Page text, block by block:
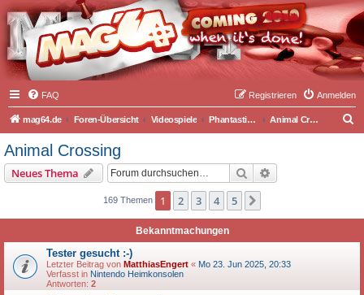
FAQ Anmelden
Registrieren
mag64.de Foren-Übersicht Videospiele Phantastische Lebenssimulationen Animal Crossing
Animal Crossing
Neues Thema Suche
169 Themen 1 2 3 4 5
Bekanntmachungen
Tester gesucht :-)
Letzter Beitrag von MatthiasEngert « Mo 23. Jun 2025, 20:33
Verfasst in Nintendo Heimkonsolen
Antworten: 2